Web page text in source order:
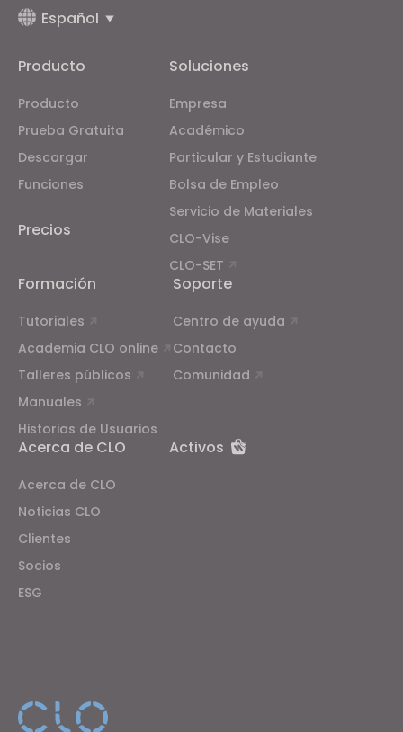
Español
Producto
Producto
Prueba Gratuita
Descargar
Funciones
Precios
Soluciones
Empresa
Académico
Particular y Estudiante
Bolsa de Empleo
Servicio de Materiales
CLO-Vise
CLO-SET
Formación
Tutoriales
Academia CLO online
Talleres públicos
Manuales
Historias de Usuarios
Soporte
Centro de ayuda
Contacto
Comunidad
Acerca de CLO
Acerca de CLO
Noticias CLO
Clientes
Socios
ESG
Activos